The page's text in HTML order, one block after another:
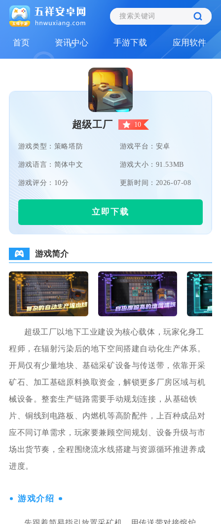
首页 资讯中心 手游下载 应用软件
超级工厂 10
游戏类型：策略塔防 游戏平台：安卓
游戏语言：简体中文 游戏大小：91.53MB
游戏评分：10分 更新时间：2026-07-08
立即下载
游戏简介
超级工厂以地下工业建设为核心载体，玩家化身工
程师，在辐射污染后的地下空间搭建自动化生产体系。
开局仅有少量地块、基础采矿设备与传送带，依靠开采
矿石、加工基础原料换取资金，解锁更多厂房区域与机
械设备。整套生产链路需要手动规划连接，从基础铁
片、铜线到电路板、内燃机等高阶配件，上百种成品对
应不同订单需求，玩家要兼顾空间规划、设备升级与市
场出货节奏，全程围绕流水线搭建与资源循环推进养成
进度。
游戏介绍